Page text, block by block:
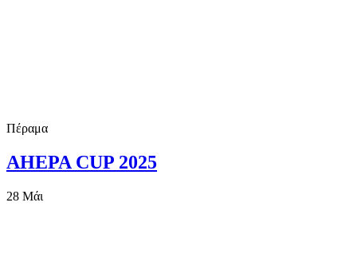
Πέραμα
AHEPA CUP 2025
28 Μάι